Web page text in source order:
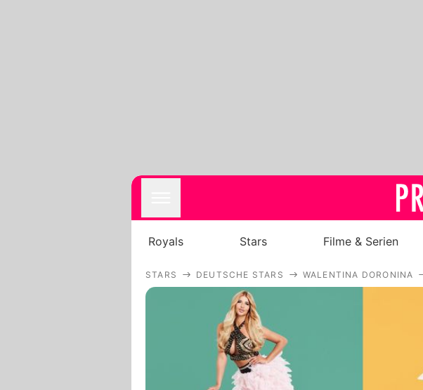
Royals Stars Filme & Serien
STARS DEUTSCHE STARS WALENTINA DORONINA